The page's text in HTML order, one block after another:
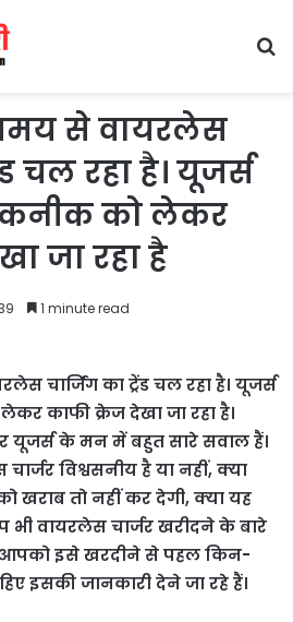
से वायरलेस
चल रहा है। यूजर्स
को लेकर
जा रहा है
1 minute read
चार्जिंग का ट्रेंड चल रहा है। यूजर्स
काफी क्रेज देखा जा रहा है।
के मन में बहुत सारे सवाल हैं।
विश्वसनीय है या नहीं, क्या
खराब तो नहीं कर देगी, क्या यह
भी वायरलेस चार्जर खरीदने के बारे
आपको इसे खरदीने से पहल किन-
इसकी जानकारी देने जा रहे हैं।